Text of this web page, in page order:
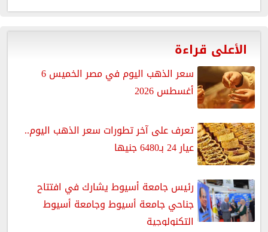
الأعلى قراءة
سعر الذهب اليوم في مصر الخميس 6
أغسطس 2026
تعرف على آخر تطورات سعر الذهب اليوم..
عيار 24 بـ6480 جنيها
رئيس جامعة أسيوط يشارك في افتتاح
جناحي جامعة أسيوط وجامعة أسيوط
التكنولوجية